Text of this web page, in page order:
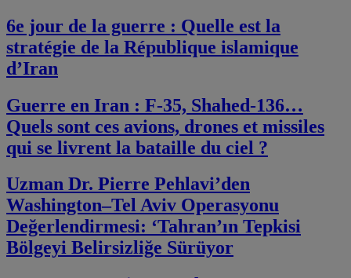
6e jour de la guerre : Quelle est la
stratégie de la République islamique
d’Iran
Guerre en Iran : F-35, Shahed-136…
Quels sont ces avions, drones et missiles
qui se livrent la bataille du ciel ?
Uzman Dr. Pierre Pehlavi’den
Washington–Tel Aviv Operasyonu
Değerlendirmesi: ‘Tahran’ın Tepkisi
Bölgeyi Belirsizliğe Sürüyor